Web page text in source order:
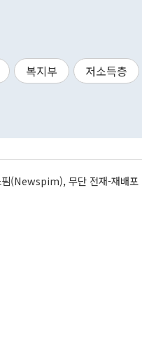
복지부 저소득층
핌(Newspim), 무단 전재-재배포